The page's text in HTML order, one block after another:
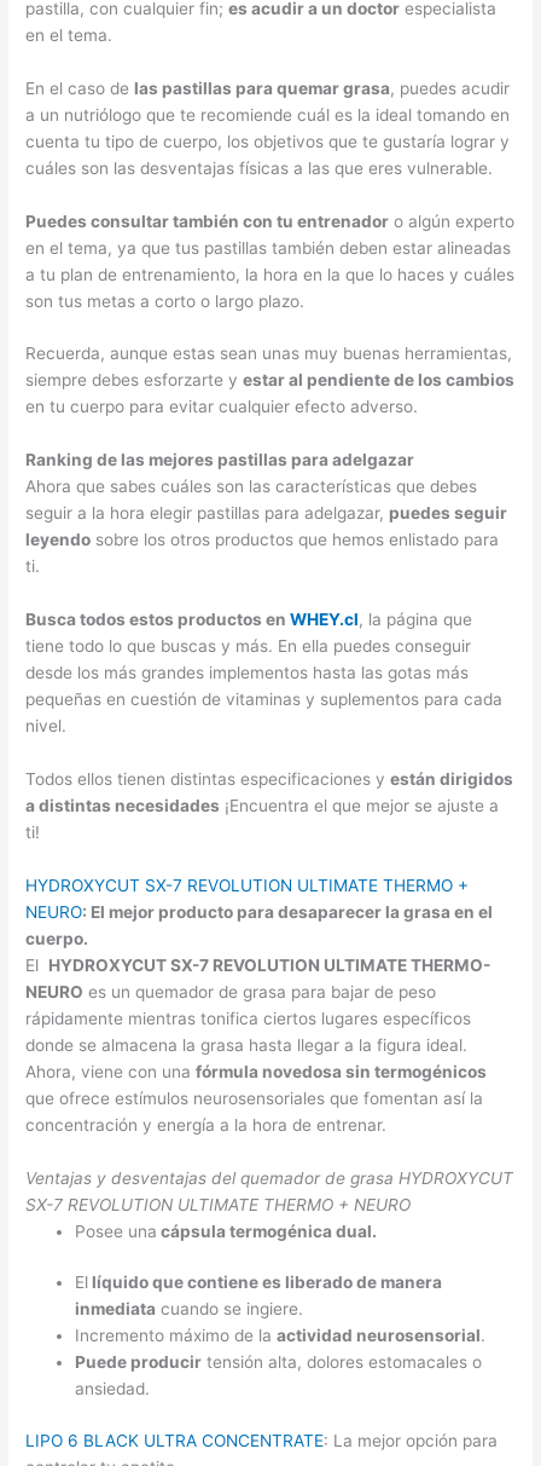
pastilla, con cualquier fin;es acudir a un doctor especialista
en el tema.
En el caso de las pastillas para quemar grasa, puedes acudir
a un nutriólogo que te recomiende cuál es la ideal tomando en
cuenta tu tipo de cuerpo, los objetivos que te gustaría lograr y
cuáles son las desventajas físicas a las que eres vulnerable.
Puedes consultar también con tu entrenador o algún experto
en el tema, ya que tus pastillas también deben estar alineadas
a tu plan de entrenamiento, la hora en la que lo haces y cuáles
son tus metas a corto o largo plazo.
Recuerda, aunque estas sean unas muy buenas herramientas,
siempre debes esforzarte yestar al pendiente de los cambios
en tu cuerpo para evitar cualquier efecto adverso.
Ranking de las mejores pastillas para adelgazar
Ahora que sabes cuáles son las características que debes
seguir a la hora elegir pastillas para adelgazar, puedes seguir
leyendo sobre los otros productos que hemos enlistado para
ti.
Busca todos estos productos en WHEY.cl, la página que
tiene todo lo que buscas y más. En ella puedes conseguir
desde los más grandes implementos hasta las gotas más
pequeñas en cuestión de vitaminas y suplementos para cada
nivel.
Todos ellos tienen distintas especificaciones yestán dirigidos
a distintas necesidades ¡Encuentra el que mejor se ajuste a
ti!
HYDROXYCUT SX-7 REVOLUTION ULTIMATE THERMO +
NEURO: El mejor producto para desaparecer la grasa en el
cuerpo.
El HYDROXYCUT SX-7 REVOLUTION ULTIMATE THERMO-
NEURO es un quemador de grasa para bajar de peso
rápidamente mientras tonifica ciertos lugares específicos
donde se almacena la grasa hasta llegar a la figura ideal.
Ahora, viene con unafórmula novedosa sin termogénicos
que ofrece estímulos neurosensoriales que fomentan así la
concentración y energía a la hora de entrenar.
Ventajas y desventajas del quemador de grasa HYDROXYCUT
SX-7 REVOLUTION ULTIMATE THERMO + NEURO
Posee una cápsula termogénica dual.
El líquido que contiene es liberado de manera
inmediata cuando se ingiere.
Incremento máximo de laactividad neurosensorial.
Puede producir tensión alta, dolores estomacales o
ansiedad.
LIPO 6 BLACK ULTRA CONCENTRATE: La mejor opción para